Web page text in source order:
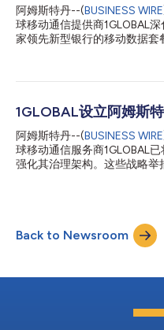
用户的一项核心需求：在无需
品质、灵活且价格亲民的连
以移动虚拟网络运营商（
本地化需求。 1GLOBAL与Lidl
阿姆斯特丹--(BUSINESS WIRE
球移动通信提供商1GLOBAL
家领先新型银行的移动数据
该套餐定价极具竞争力，国
1GLOBAL而言，此次业务拓
个行业超过4000家企业合作
席执行官Hakan Koç表示：“
这样的市场领先科技公司合作
话、市场领先的漫游费率，以...
1GLOBAL设立阿姆斯
阿姆斯特丹--(BUSINESS WIRE
球移动通信服务商1GLOBAL
强化其治理架构。这些战略举
张战略的重要里程碑。阿姆斯
电信监管环境的中心，同时充
人才储备。 2025年6月27日
创始人Hakan Koç和Pyrros
为董事会主席。此外，Marc
Roy van Leeuwen已加入董事
Back to Newsroom